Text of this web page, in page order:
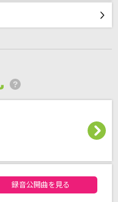
録音公開曲を見る